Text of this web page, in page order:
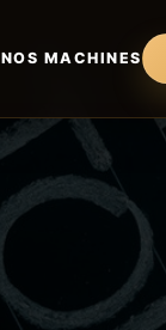
NOS MACHINES